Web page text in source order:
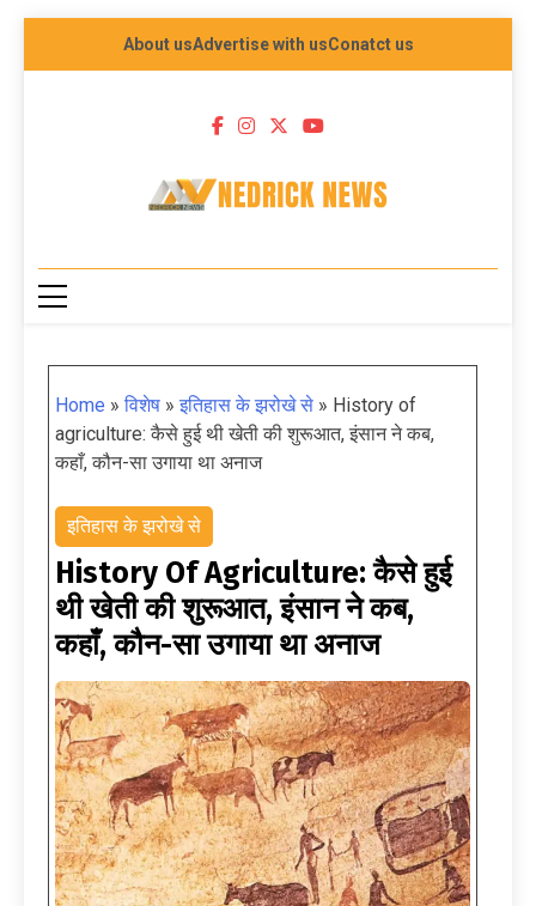
About usAdvertise with usConatct us
NEDRICK NEWS
Home »विशेष »इतिहास के झरोखे से » History of
agriculture: कैसे हुई थी खेती की शुरूआत, इंसान ने कब,
कहाँ, कौन-सा उगाया था अनाज
इतिहास के झरोखे से
History Of Agriculture: कैसे हुई
थी खेती की शुरूआत, इंसान ने कब,
कहाँ, कौन-सा उगाया था अनाज